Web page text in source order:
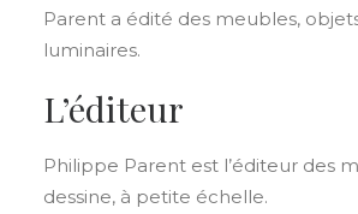
Parent a édité des meubles,
luminaires.
L’éditeur
Philippe Parent est l’éditeur des
dessine, à petite échelle.